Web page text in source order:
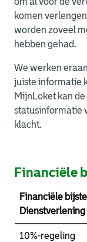
komen
worden zoveel
hebben gehad.
We werken
juiste informatie
MijnLoket kan
statusinformatie
klacht.
Financiële
Financiële
Dienstverlening
10%-regeling